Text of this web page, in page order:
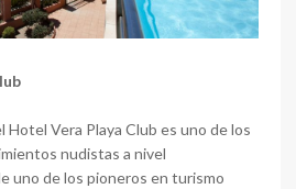
Hotel Vera Playa Club es uno de los
nudistas a nivel
uno de los pioneros en turismo